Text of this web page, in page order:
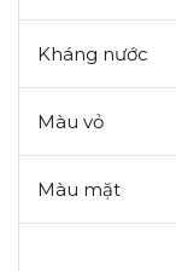
Kháng nước
Màu vỏ
Màu mặt